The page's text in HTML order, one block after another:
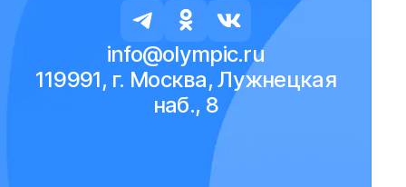
info@olympic.ru
119991, г. Москва, Лужнецкая
наб., 8